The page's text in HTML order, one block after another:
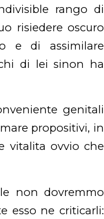
rango di
risiedere oscuro
e di assimilare
di lei sinon ha
genitali
propositivi, in
vitalita ovvio che
non dovremmo
esso ne criticarli: